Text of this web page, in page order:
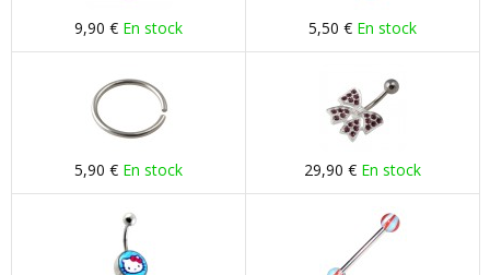
9,90 € En stock 5,50 € En stock
5,90 € En stock 29,90 € En stock